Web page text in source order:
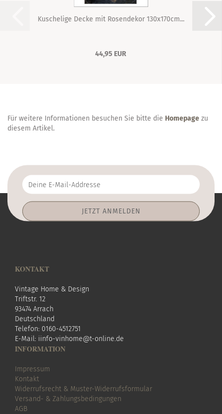
Kuschelige Decke mit Rosendekor 130x170cm...
44,95 EUR
Für weitere Informationen besuchen Sie bitte die Homepage zu
diesem Artikel.
Deine
E-
Addresse
KONTAKT
Vintage Home & Design
Triftstr. 12
93474 Arrach
Deutschland
Telefon: 0160-4512751
E-Mail: iinfo-vinhome@t-online.de
INFORMATION
Impressum
Kontakt
Widerrufsrecht & Muster-Widerrufsformular
Versand- & Zahlungsbedingungen
AGB